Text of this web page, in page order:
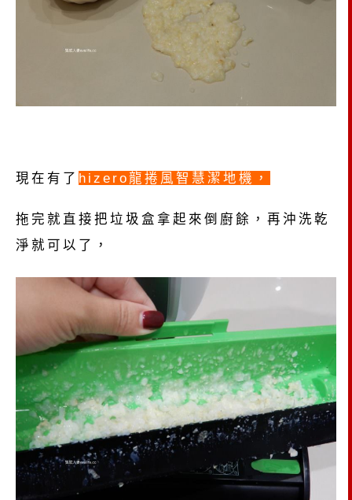
現在有了 hizero龍捲風智慧潔地機，
拖完就直接把垃圾盒拿起來倒廚餘，再沖洗乾
淨就可以了，